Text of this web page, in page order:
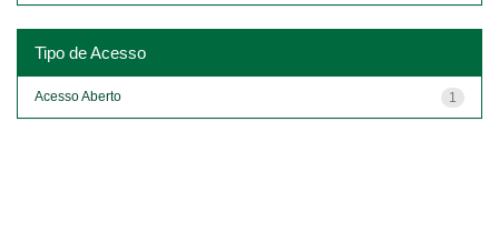
Tipo de Acesso
1
Acesso Aberto